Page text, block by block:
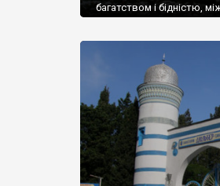
багатством і бідністю,